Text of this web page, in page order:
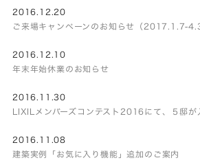
2016.12.20
ご来場キャンペーンのお知らせ（2017.1.7-
2016.12.10
年末年始休業のお知らせ
2016.11.30
LIXILメンバーズコンテスト2016にて、５邸が
2016.11.08
建築実例「お気に入り機能」追加のご案内